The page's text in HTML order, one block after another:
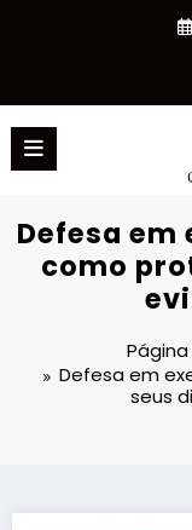
Defesa
como
Defesa em
seus